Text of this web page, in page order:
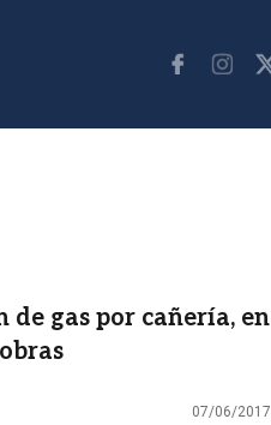
gas por cañería, en
07/06/2017